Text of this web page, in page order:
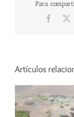
Para
Artículos